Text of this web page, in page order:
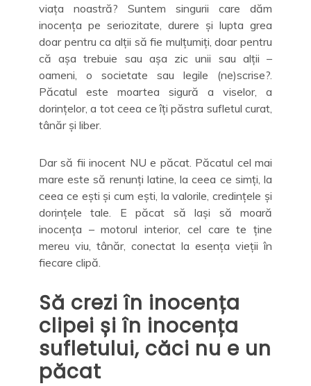
viața noastră? Suntem singurii care dăm
inocența pe seriozitate, durere și lupta grea
doar pentru ca alții să fie mulțumiți, doar pentru
că așa trebuie sau așa zic unii sau alții –
oameni, o societate sau legile (ne)scrise?.
Păcatul este moartea sigură a viselor, a
dorințelor, a tot ceea ce îți păstra sufletul curat,
tânăr și liber.
Dar să fii inocent NU e păcat. Păcatul cel mai
mare este să renunți latine, la ceea ce simți, la
ceea ce ești și cum ești, la valorile, credințele și
dorințele tale. E păcat să lași să moară
inocența – motorul interior, cel care te ține
mereu viu, tânăr, conectat la esența vieții în
fiecare clipă.
Să crezi în inocența
clipei și în inocența
sufletului, căci nu e un
păcat